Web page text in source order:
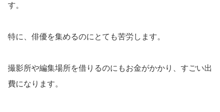
す。
特に、俳優を集めるのにとても苦労します。
撮影所や編集場所を借りるのにもお金がかかり、すごい出
費になります。